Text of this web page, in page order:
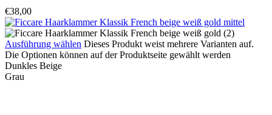
€38,00
Ausführung wählen Dieses Produkt weist mehrere Varianten auf.
Die Optionen können auf der Produktseite gewählt werden
Dunkles Beige
Grau